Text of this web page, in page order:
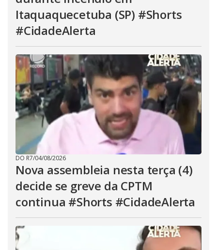
Itaquaquecetuba (SP) #Shorts
#CidadeAlerta
DO R7/04/08/2026
Nova assembleia nesta terça (4)
decide se greve da CPTM
continua #Shorts #CidadeAlerta